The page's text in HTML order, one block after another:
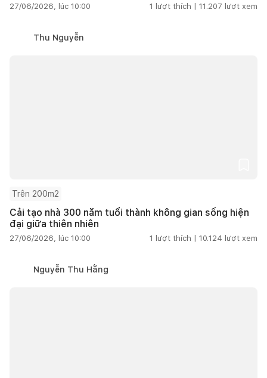
27/06/2026, lúc 10:00 1 lượt thích | 11.207 lượt xem
Thu Nguyễn
Trên 200m2
Cải tạo nhà 300 năm tuổi thành không gian sống hiện
đại giữa thiên nhiên
27/06/2026, lúc 10:00 1 lượt thích | 10.124 lượt xem
Nguyễn Thu Hằng